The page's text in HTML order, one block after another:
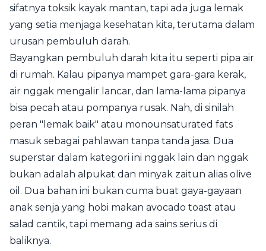
sifatnya toksik kayak mantan, tapi ada juga lemak
yang setia menjaga kesehatan kita, terutama dalam
urusan pembuluh darah.
Bayangkan pembuluh darah kita itu seperti pipa air
di rumah. Kalau pipanya mampet gara-gara kerak,
air nggak mengalir lancar, dan lama-lama pipanya
bisa pecah atau pompanya rusak. Nah, di sinilah
peran "lemak baik" atau monounsaturated fats
masuk sebagai pahlawan tanpa tanda jasa. Dua
superstar dalam kategori ini nggak lain dan nggak
bukan adalah alpukat dan minyak zaitun alias olive
oil. Dua bahan ini bukan cuma buat gaya-gayaan
anak senja yang hobi makan avocado toast atau
salad cantik, tapi memang ada sains serius di
baliknya.